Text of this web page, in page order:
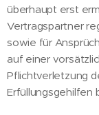
überhaupt erst
Vertragspartner
sowie für
auf einer
Pflichtverletzung
Erfüllungsgehilfen